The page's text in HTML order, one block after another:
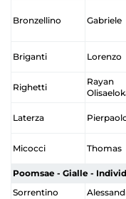
Bronzellino Gabriele
Briganti Lorenzo
Righetti
Rayan
Laterza
Micocci Thomas
Poomsae - Gialle -
Sorrentino